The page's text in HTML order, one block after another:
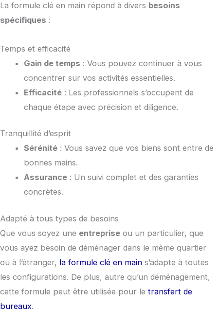
La formule clé en main répond à divers besoins
spécifiques :
Temps et efficacité
Gain de temps : Vous pouvez continuer à vous
concentrer sur vos activités essentielles.
Efficacité : Les professionnels s’occupent de
chaque étape avec précision et diligence.
Tranquillité d’esprit
Sérénité : Vous savez que vos biens sont entre de
bonnes mains.
Assurance : Un suivi complet et des garanties
concrètes.
Adapté à tous types de besoins
Que vous soyez une entreprise ou un particulier, que
vous ayez besoin de déménager dans le même quartier
ou à l’étranger, la formule clé en main s’adapte à toutes
les configurations. De plus, autre qu’un déménagement,
cette formule peut être utilisée pour le transfert de
bureaux.